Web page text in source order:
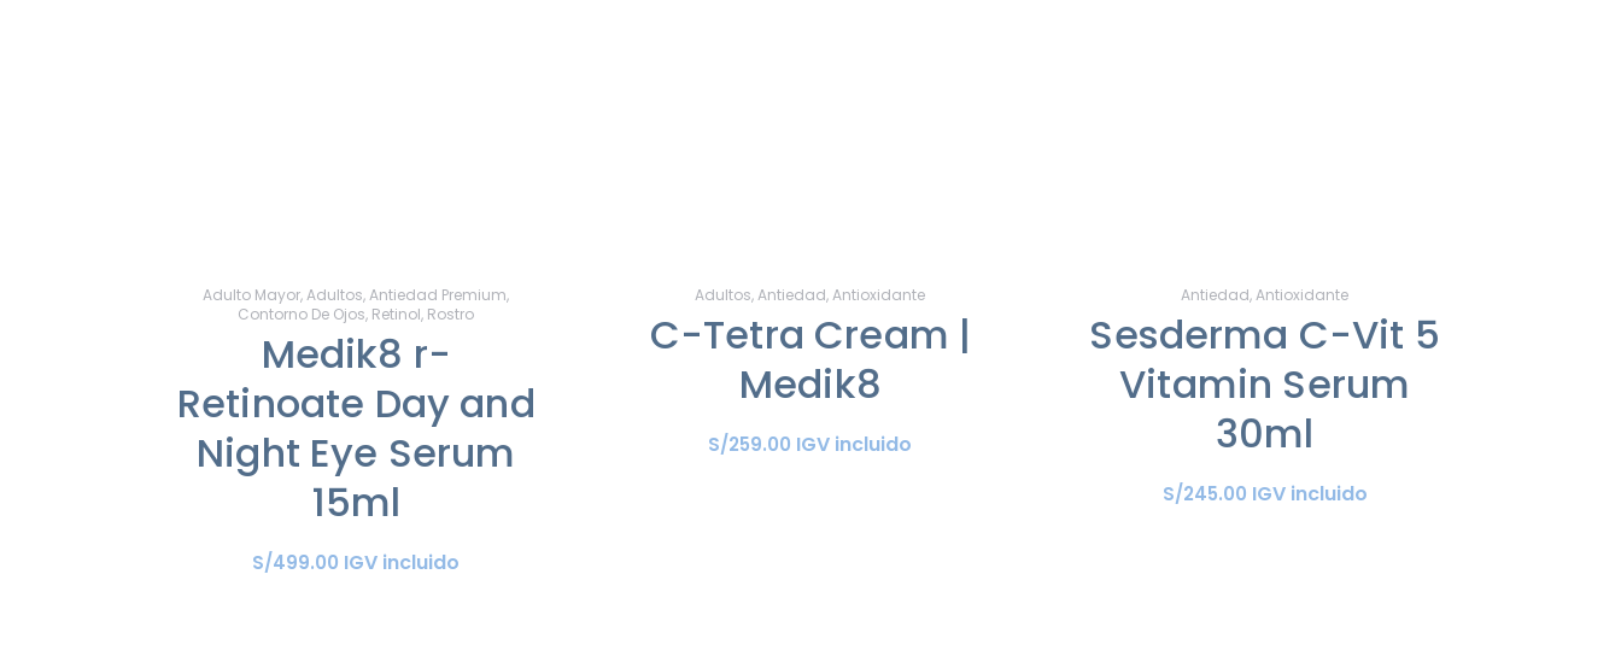
Adulto Mayor,Adultos,Antiedad Premium,
Contorno De Ojos, Retinol, Rostro
Medik8 r-
Retinoate Day and
Night Eye Serum
15ml
S/499.00 IGV incluido
Adultos,Antiedad,Antioxidante
C-Tetra Cream |
Medik8
S/259.00 IGV incluido
Antiedad,Antioxidante
Sesderma C-Vit 5
Vitamin Serum
30ml
S/245.00 IGV incluido